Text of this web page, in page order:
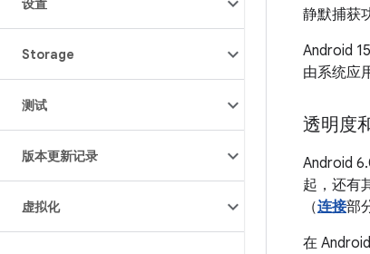
设置
Storage
测试
版本更新记录
虚拟化
静默捕获
Android
由系统应
透明度
Android
起，还有
（连接部
在